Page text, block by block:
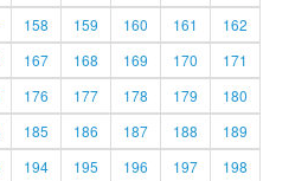
158 159 160 161
162
167 168 169 170
171
176 177 178 179
180
185 186 187 188
189
194 195 196 197
198